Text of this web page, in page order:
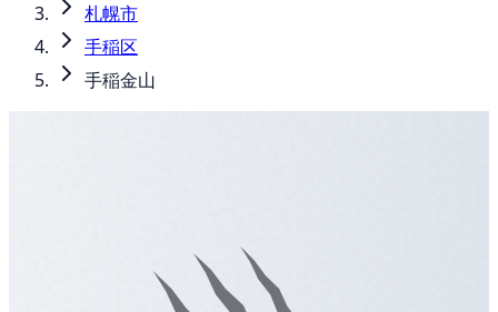
札幌市
手稲区
手稲金山